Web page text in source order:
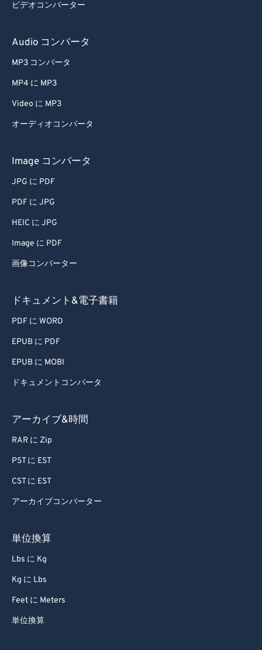
ビデオコンバーター
Audio コンバータ
MP3 コンバータ
MP4 に MP3
Video に MP3
オーディオコンバータ
Image コンバータ
JPG に PDF
PDF に JPG
HEIC に JPG
Image に PDF
画像コンバーター
ドキュメント&電子書籍
PDF に WORD
EPUB に PDF
EPUB に MOBI
ドキュメントコンバータ
アーカイブ&時間
RAR に Zip
PST に EST
CST に EST
アーカイブコンバーター
単位換算
Lbs に Kg
Kg に Lbs
Feet に Meters
単位換算